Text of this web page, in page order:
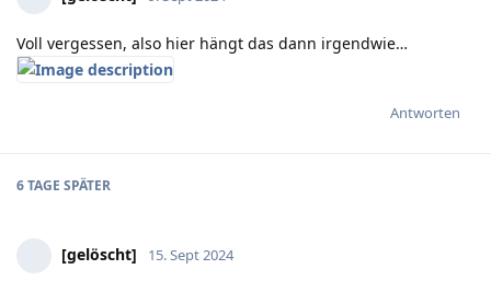
Voll vergessen, also hier hängt das dann irgendwie…
Antworten
6 TAGE SPÄTER
[gelöscht] 15. Sept 2024